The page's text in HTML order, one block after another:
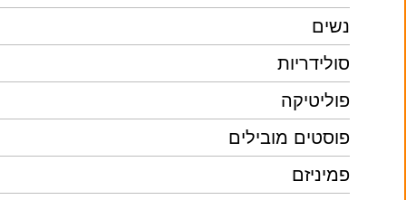
נשים
סולידריות
פוליטיקה
פוסטים מובילים
פמיניזם